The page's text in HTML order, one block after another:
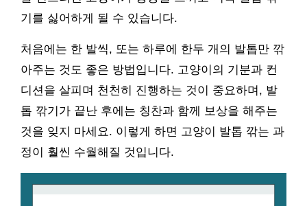
기를 싫어하게 될 수 있습니다.
처음에는 한 발씩, 또는 하루에 한두 개의 발톱만 깎
아주는 것도 좋은 방법입니다. 고양이의 기분과 컨
디션을 살피며 천천히 진행하는 것이 중요하며, 발
톱 깎기가 끝난 후에는 칭찬과 함께 보상을 해주는
것을 잊지 마세요. 이렇게 하면 고양이 발톱 깎는 과
정이 훨씬 수월해질 것입니다.